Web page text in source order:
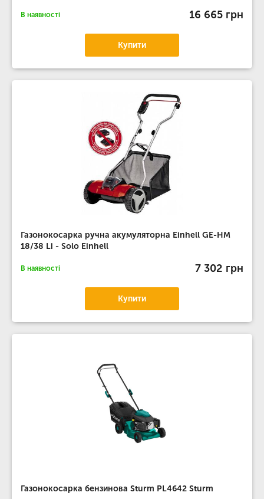
В наявності 16 665 грн
Купити
Газонокосарка ручна акумуляторна Einhell GE-HM
18/38 Li - Solo Einhell
В наявності 7 302 грн
Купити
Газонокосарка бензинова Sturm PL4642 Sturm